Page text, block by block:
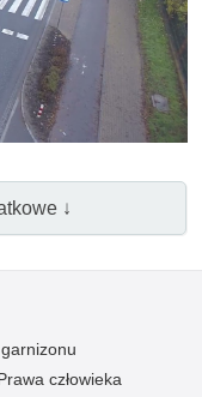
↓
człowieka